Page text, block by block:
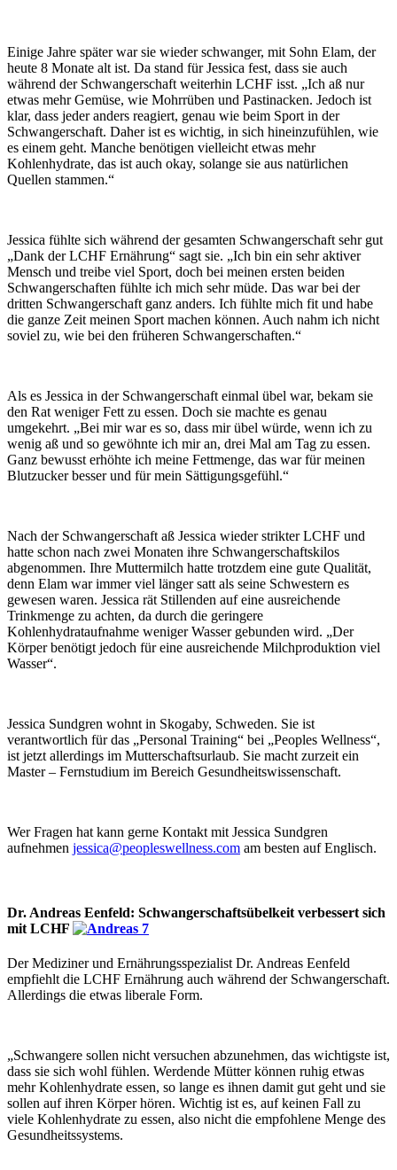
Einige Jahre später war sie wieder schwanger, mit Sohn Elam, der
heute 8 Monate alt ist. Da stand für Jessica fest, dass sie auch
während der Schwangerschaft weiterhin LCHF isst. „Ich aß nur
etwas mehr Gemüse, wie Mohrrüben und Pastinacken. Jedoch ist
klar, dass jeder anders reagiert, genau wie beim Sport in der
Schwangerschaft. Daher ist es wichtig, in sich hineinzufühlen, wie
es einem geht. Manche benötigen vielleicht etwas mehr
Kohlenhydrate, das ist auch okay, solange sie aus natürlichen
Quellen stammen.“
Jessica fühlte sich während der gesamten Schwangerschaft sehr gut
„Dank der LCHF Ernährung“ sagt sie. „Ich bin ein sehr aktiver
Mensch und treibe viel Sport, doch bei meinen ersten beiden
Schwangerschaften fühlte ich mich sehr müde. Das war bei der
dritten Schwangerschaft ganz anders. Ich fühlte mich fit und habe
die ganze Zeit meinen Sport machen können. Auch nahm ich nicht
soviel zu, wie bei den früheren Schwangerschaften.“
Als es Jessica in der Schwangerschaft einmal übel war, bekam sie
den Rat weniger Fett zu essen. Doch sie machte es genau
umgekehrt. „Bei mir war es so, dass mir übel würde, wenn ich zu
wenig aß und so gewöhnte ich mir an, drei Mal am Tag zu essen.
Ganz bewusst erhöhte ich meine Fettmenge, das war für meinen
Blutzucker besser und für mein Sättigungsgefühl.“
Nach der Schwangerschaft aß Jessica wieder strikter LCHF und
hatte schon nach zwei Monaten ihre Schwangerschaftskilos
abgenommen. Ihre Muttermilch hatte trotzdem eine gute Qualität,
denn Elam war immer viel länger satt als seine Schwestern es
gewesen waren. Jessica rät Stillenden auf eine ausreichende
Trinkmenge zu achten, da durch die geringere
Kohlenhydrataufnahme weniger Wasser gebunden wird. „Der
Körper benötigt jedoch für eine ausreichende Milchproduktion viel
Wasser“.
Jessica Sundgren wohnt in Skogaby, Schweden. Sie ist
verantwortlich für das „Personal Training“ bei „Peoples Wellness“,
ist jetzt allerdings im Mutterschaftsurlaub. Sie macht zurzeit ein
Master – Fernstudium im Bereich Gesundheitswissenschaft.
Wer Fragen hat kann gerne Kontakt mit Jessica Sundgren
aufnehmen jessica@peopleswellness.com am besten auf Englisch.
Dr. Andreas Eenfeld: Schwangerschaftsübelkeit verbessert sich
mit LCHF
Der Mediziner und Ernährungsspezialist Dr. Andreas Eenfeld
empfiehlt die LCHF Ernährung auch während der Schwangerschaft.
Allerdings die etwas liberale Form.
„Schwangere sollen nicht versuchen abzunehmen, das wichtigste ist,
dass sie sich wohl fühlen. Werdende Mütter können ruhig etwas
mehr Kohlenhydrate essen, so lange es ihnen damit gut geht und sie
sollen auf ihren Körper hören. Wichtig ist es, auf keinen Fall zu
viele Kohlenhydrate zu essen, also nicht die empfohlene Menge des
Gesundheitssystems.